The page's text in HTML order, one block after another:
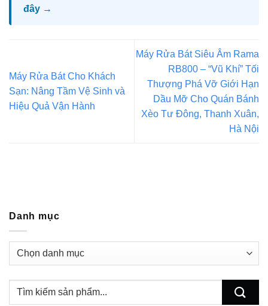
đây →
Máy Rửa Bát Cho Khách
Sạn: Nâng Tầm Vệ Sinh và
Hiệu Quả Vận Hành
Máy Rửa Bát Siêu Âm Rama
RB800 – “Vũ Khí” Tối
Thượng Phá Vỡ Giới Hạn
Dầu Mỡ Cho Quán Bánh
Xèo Tư Đông, Thanh Xuân,
Hà Nội
Danh mục
Danh